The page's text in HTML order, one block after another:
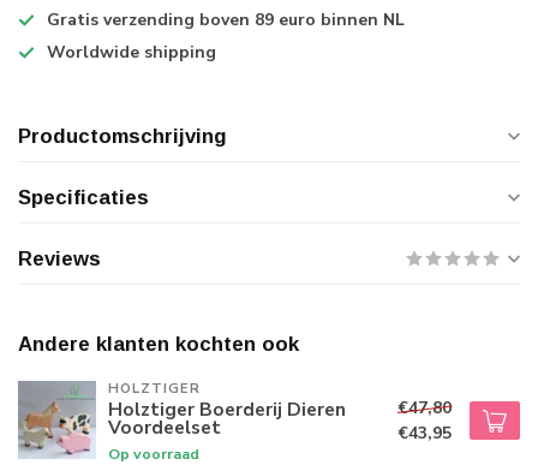
Gratis verzending boven 89 euro binnen NL
Worldwide shipping
Productomschrijving
Specificaties
Reviews
Andere klanten kochten ook
HOLZTIGER
Holztiger Boerderij Dieren
Voordeelset
Op voorraad
€47,80
€43,95